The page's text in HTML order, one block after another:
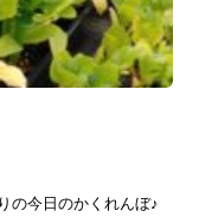
今日のかくれんぼ♪